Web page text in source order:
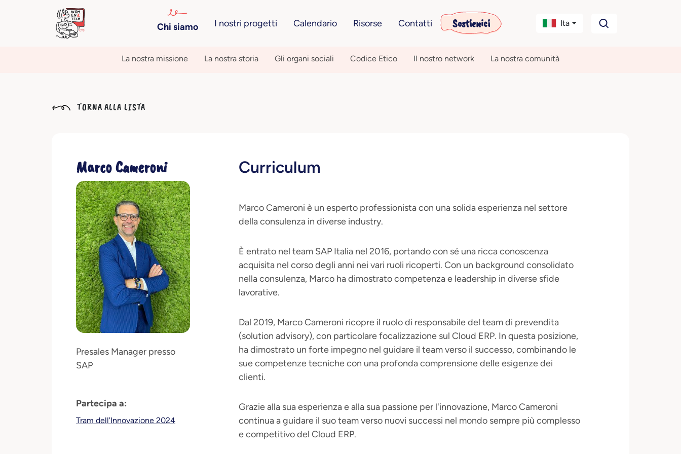
Chi siamo I nostri progetti Calendario Risorse Contatti Sostienici Ita
La nostra missione La nostra storia Gli organi sociali Codice Etico Il nostro network La nostra comunità
TORNA ALLA LISTA
Marco Cameroni
Presales Manager presso
SAP
Partecipa a:
Tram dell'Innovazione 2024
Curriculum
Marco Cameroni è un esperto professionista con una solida esperienza nel settore
della consulenza in diverse industry.
È entrato nel team SAP Italia nel 2016, portando con sé una ricca conoscenza
acquisita nel corso degli anni nei vari ruoli ricoperti. Con un background consolidato
nella consulenza, Marco ha dimostrato competenza e leadership in diverse sfide
lavorative.
Dal 2019, Marco Cameroni ricopre il ruolo di responsabile del team di prevendita
(solution advisory), con particolare focalizzazione sul Cloud ERP. In questa posizione,
ha dimostrato un forte impegno nel guidare il team verso il successo, combinando le
sue competenze tecniche con una profonda comprensione delle esigenze dei
clienti.
Grazie alla sua esperienza e alla sua passione per l'innovazione, Marco Cameroni
continua a guidare il suo team verso nuovi successi nel mondo sempre più complesso
e competitivo del Cloud ERP.